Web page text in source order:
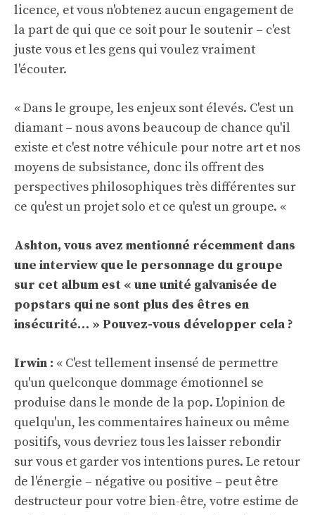
licence, et vous n'obtenez aucun engagement de
la part de qui que ce soit pour le soutenir – c'est
juste vous et les gens qui voulez vraiment
l'écouter.
« Dans le groupe, les enjeux sont élevés. C'est un
diamant – nous avons beaucoup de chance qu'il
existe et c'est notre véhicule pour notre art et nos
moyens de subsistance, donc ils offrent des
perspectives philosophiques très différentes sur
ce qu'est un projet solo et ce qu'est un groupe. «
Ashton, vous avez mentionné récemment dans
une interview que le personnage du groupe
sur cet album est « une unité galvanisée de
popstars qui ne sont plus des êtres en
insécurité… » Pouvez-vous développer cela ?
Irwin : « C'est tellement insensé de permettre
qu'un quelconque dommage émotionnel se
produise dans le monde de la pop. L'opinion de
quelqu'un, les commentaires haineux ou même
positifs, vous devriez tous les laisser rebondir
sur vous et garder vos intentions pures. Le retour
de l'énergie – négative ou positive – peut être
destructeur pour votre bien-être, votre estime de